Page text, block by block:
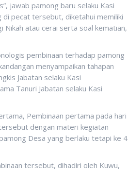
jawab pamong baru selaku Kasi
di pecat tersebut, diketahui memiliki
Nikah atau cerai serta soal kematian,
pembinaan terhadap pamong
menyampaikan tahapan
Jabatan selaku Kasi
Tanuri Jabatan selaku Kasi
Pembinaan pertama pada hari
dengan materi kegiatan
Desa yang berlaku tetapi ke 4
tersebut, dihadiri oleh Kuwu,